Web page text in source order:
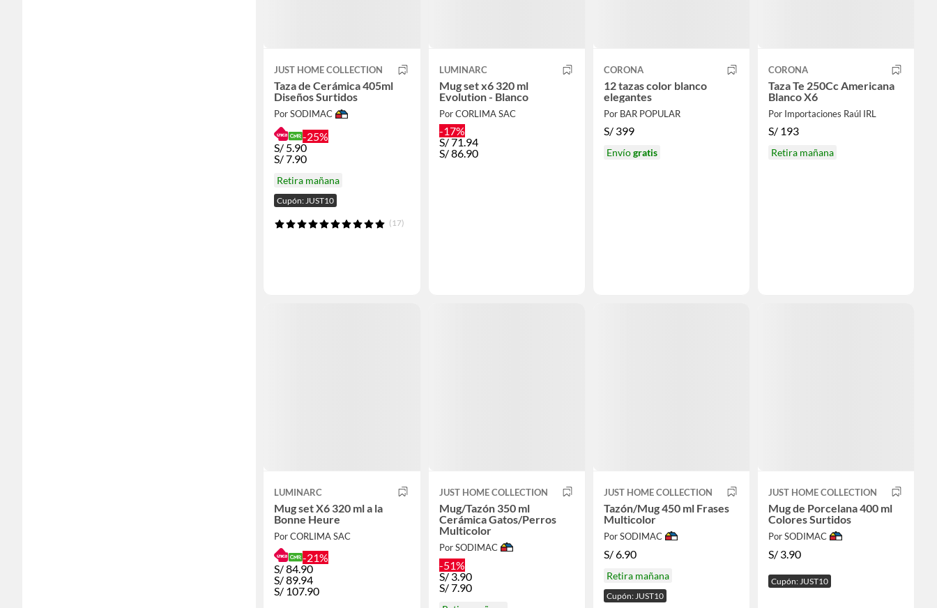
JUST HOME COLLECTION
Taza de Cerámica 405ml
Diseños Surtidos
Por SODIMAC
-25%
S/ 5.90
S/7.90
Retira mañana
Cupón: JUST10
(17)
LUMINARC
Mug set x6 320 ml
Evolution - Blanco
Por CORLIMA SAC
-17%
S/71.94
S/86.90
CORONA
12 tazas color blanco
elegantes
Por BAR POPULAR
S/ 399
Envíogratis
CORONA
Taza Te 250Cc Americana
Blanco X6
Por Importaciones Raúl IRL
S/ 193
Retira mañana
LUMINARC
Mug set X6 320 ml a la
Bonne Heure
Por CORLIMA SAC
-21%
S/84.90
S/89.94
S/ 107.90
JUST HOME COLLECTION
Mug/Tazón 350 ml
Cerámica Gatos/Perros
Multicolor
Por SODIMAC
-51%
S/3.90
S/7.90
JUST HOME COLLECTION
Tazón/Mug 450 ml Frases
Multicolor
Por SODIMAC
S/6.90
Retira mañana
Cupón: JUST10
JUST HOME COLLECTION
Mug de Porcelana 400 ml
Colores Surtidos
Por SODIMAC
S/ 3.90
Cupón: JUST10